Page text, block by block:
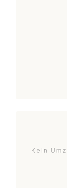
Kein